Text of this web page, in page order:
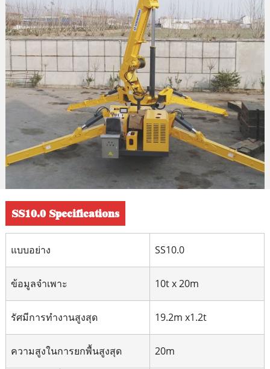
SS10.0 Specifications
แบบอย่าง SS10.0
ข้อมูลจำเพาะ 10t x 20m
รัศมีการทำงานสูงสุด 19.2m x1.2t
ความสูงในการยกพื้นสูงสุด 20m